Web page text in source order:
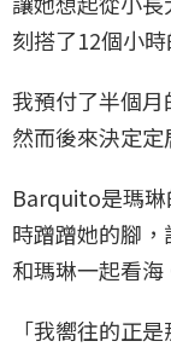
刻搭了12個小時
我預付了半個月
然而後來決定
Barquito是瑪琳
時蹭蹭她的腳
和瑪琳一起看海
「我嚮往的正